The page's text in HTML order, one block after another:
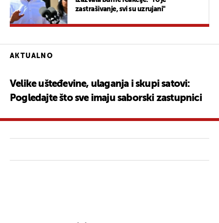
zastrašivanje, svi su uzrujani"
AKTUALNO
Velike ušteđevine, ulaganja i skupi satovi:
Pogledajte što sve imaju saborski zastupnici